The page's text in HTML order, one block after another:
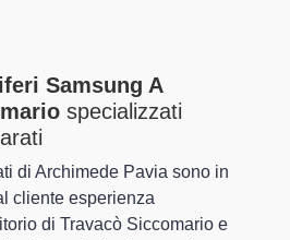
Samsung A
specializzati
di Archimede Pavia sono in
cliente esperienza
di Travacò Siccomario e